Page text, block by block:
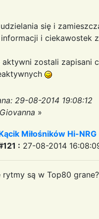
się i
i ciekawostek
aktywni zostali zapisani
29-08-2014 19:08:12
»
Miłośników Hi-NRG
: 27-08-2014
rytmy są w Top80